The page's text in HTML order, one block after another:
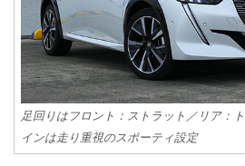
足回りはフロント：ストラット／リア：
インは走り重視のスポーティ設定